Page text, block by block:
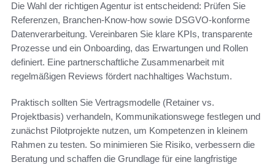
Die Wahl der richtigen Agentur ist entscheidend: Prüfen Sie
Referenzen, Branchen-Know-how sowie DSGVO-konforme
Datenverarbeitung. Vereinbaren Sie klare KPIs, transparente
Prozesse und ein Onboarding, das Erwartungen und Rollen
definiert. Eine partnerschaftliche Zusammenarbeit mit
regelmäßigen Reviews fördert nachhaltiges Wachstum.
Praktisch sollten Sie Vertragsmodelle (Retainer vs.
Projektbasis) verhandeln, Kommunikationswege festlegen und
zunächst Pilotprojekte nutzen, um Kompetenzen in kleinem
Rahmen zu testen. So minimieren Sie Risiko, verbessern die
Beratung und schaffen die Grundlage für eine langfristige